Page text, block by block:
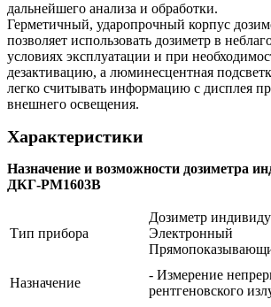
дальнейшего анализа и обработки.
Герметичный, ударопрочный корпус
позволяет использовать дозиметр в
условиях эксплуатации и при
дезактивацию, а люминесцентная
легко считывать информацию с дисплея
внешнего освещения.
Характеристики
Назначение и возможности дозиметра
ДКГ-РМ1603В
Тип прибора
Дозиметр
Электронный
Назначение
- Измерение
рентгеновского